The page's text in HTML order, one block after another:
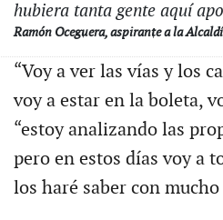
hubiera tanta gente aquí
Ramón Oceguera, aspirante a la
“Voy a ver las vías y los
voy a estar en la boleta,
“estoy analizando las
pero en estos días voy a
los haré saber con